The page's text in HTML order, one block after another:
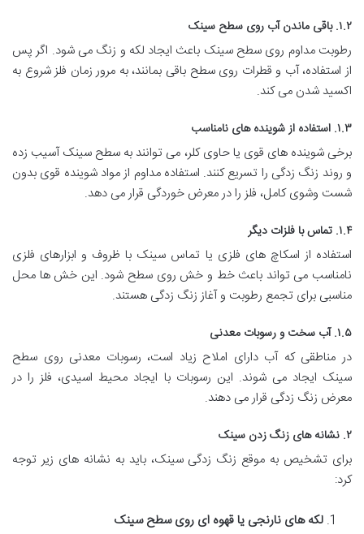
۱.۲. باقی ماندن آب روی سطح سینک
رطوبت مداوم روی سطح سینک باعث ایجاد لکه و زنگ می شود. اگر پس
از استفاده، آب و قطرات روی سطح باقی بمانند، به مرور زمان فلز شروع به
اکسید شدن می کند.
۱.۳. استفاده از شوینده های نامناسب
برخی شوینده های قوی یا حاوی کلر، می توانند به سطح سینک آسیب زده
و روند زنگ زدگی را تسریع کنند. استفاده مداوم از مواد شوینده قوی بدون
شست وشوی کامل، فلز را در معرض خوردگی قرار می دهد.
۱.۴. تماس با فلزات دیگر
استفاده از اسکاچ های فلزی یا تماس سینک با ظروف و ابزارهای فلزی
نامناسب می تواند باعث خط و خش روی سطح شود. این خش ها محل
مناسبی برای تجمع رطوبت و آغاز زنگ زدگی هستند.
۱.۵. آب سخت و رسوبات معدنی
در مناطقی که آب دارای املاح زیاد است، رسوبات معدنی روی سطح
سینک ایجاد می شوند. این رسوبات با ایجاد محیط اسیدی، فلز را در
معرض زنگ زدگی قرار می دهند.
۲. نشانه های زنگ زدن سینک
برای تشخیص به موقع زنگ زدگی سینک، باید به نشانه های زیر توجه
کرد:
لکه های نارنجی یا قهوه ای روی سطح سینک